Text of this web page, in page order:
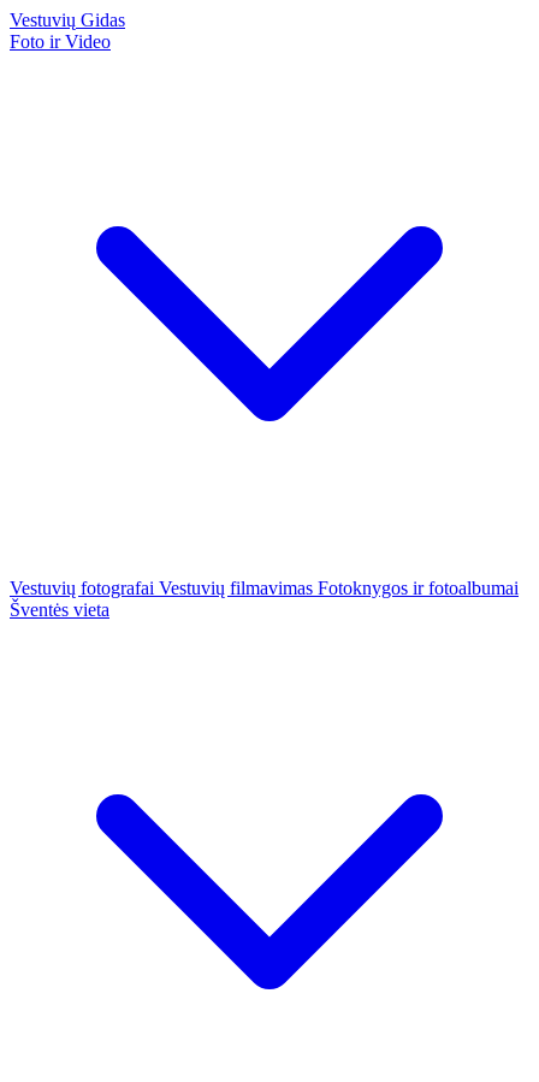
Vestuvių Gidas
Foto ir Video
Vestuvių fotografai Vestuvių filmavimas Fotoknygos ir fotoalbumai
Šventės vieta